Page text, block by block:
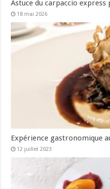
Astuce du carpaccio express
18 mai 2026
Expérience gastronomique
12 juillet 2023